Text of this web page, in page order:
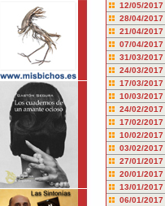
12/05/2017
28/04/2017
21/04/2017
07/04/2017
31/03/2017
24/03/2017
17/03/2017
10/03/2017
24/02/2017
17/02/2017
10/02/2017
03/02/2017
27/01/2017
20/01/2017
13/01/2017
06/01/2017